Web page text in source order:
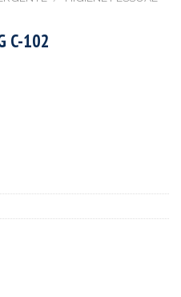
C-102